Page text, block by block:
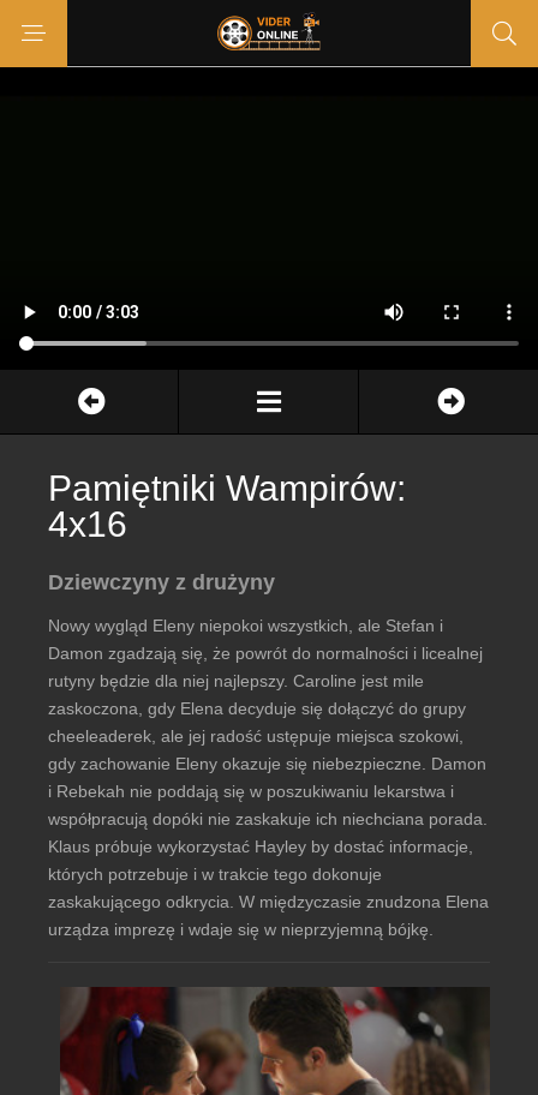
Pamiętniki Wampirów:
4x16
Dziewczyny z drużyny
Nowy wygląd Eleny niepokoi wszystkich, ale Stefan i
Damon zgadzają się, że powrót do normalności i licealnej
rutyny będzie dla niej najlepszy. Caroline jest mile
zaskoczona, gdy Elena decyduje się dołączyć do grupy
cheeleaderek, ale jej radość ustępuje miejsca szokowi,
gdy zachowanie Eleny okazuje się niebezpieczne. Damon
i Rebekah nie poddają się w poszukiwaniu lekarstwa i
współpracują dopóki nie zaskakuje ich niechciana porada.
Klaus próbuje wykorzystać Hayley by dostać informacje,
których potrzebuje i w trakcie tego dokonuje
zaskakującego odkrycia. W międzyczasie znudzona Elena
urządza imprezę i wdaje się w nieprzyjemną bójkę.